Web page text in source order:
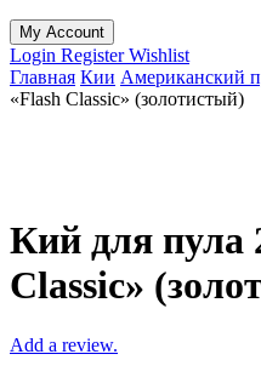
My Account
Login RegisterWishlist
Главная Кии Американский
«Flash Classic» (золотистый)
Кий для пула
Classic»
Add a review.